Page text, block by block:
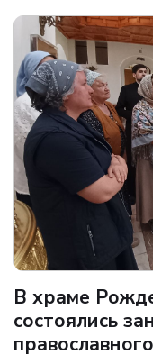
В храме
состоялись